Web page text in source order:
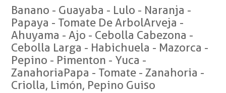
Banano - Guayaba - Lulo - Naranja -
Papaya - Tomate De ArbolArveja -
Ahuyama - Ajo - Cebolla Cabezona -
Cebolla Larga - Habichuela - Mazorca -
Pepino - Pimenton - Yuca -
ZanahoriaPapa - Tomate - Zanahoria -
Criolla, Limón, Pepino Guiso